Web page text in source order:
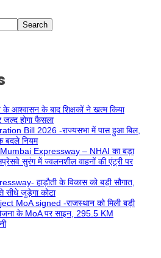
Search
के आश्वासन के बाद शिक्षकों ने खत्म किया
जल्द होगा फैसला
Bill 2026 -राज्यसभा में पास हुआ बिल,
बदले नियम
Expressway – NHAI का बड़ा
सुरंग में ज्वलनशील वाहनों की एंट्री पर
हाड़ौती के विकास को बड़ी सौगात,
सीधे जुड़ेगा कोटा
MoA signed -राजस्थान को मिली बड़ी
के MoA पर साइन, 295.5 KM